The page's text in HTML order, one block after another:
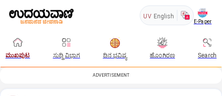
UV English
E-Paper
ಮುಖಪುಟ ಸುದ್ದಿ ವಿಭಾಗ ದಿನ ಭವಿಷ್ಯ ಹೊಂಗಿರಣ Search
ADVERTISEMENT